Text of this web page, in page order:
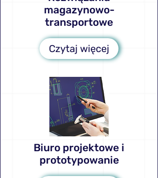
magazynowo-
transportowe
Czytaj więcej
Biuro projektowe i
prototypowanie